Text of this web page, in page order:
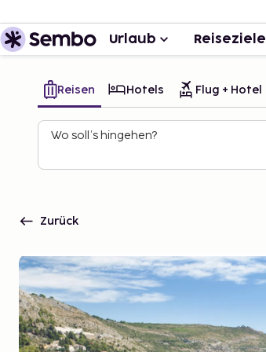
Urlaub Reiseziele
Reisen Hotels Flug + Hotel
Wo soll’s hingehen?
Zurück